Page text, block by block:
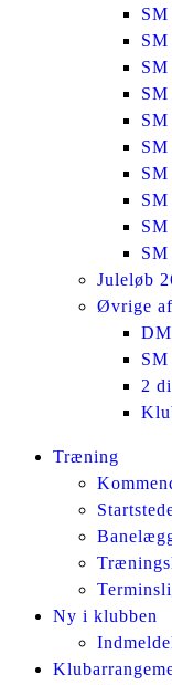
SM
SM
Juleløb
Øvrige
2
Facebook
InstagramTræning
Ny i klubben